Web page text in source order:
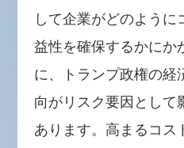
して企業がどのように
益性を確保するかにか
に、トランプ政権の経
向がリスク要因として
あります。高まるコス